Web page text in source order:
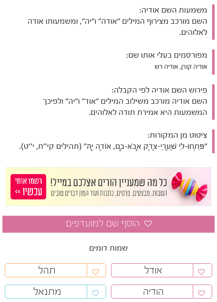
משמעות השם אודיה:
השם מורכב מצירוף המילים "אודה" ו"יה", ומשמעותו אודה
לאלוהים.
מפורסמים בעלי אותו שם:
אודיה קורן, אודיה רש
פירוש השם אודיה לפי הקבלה:
השם אודיה מורכב משילוב המילים "אוד" ו"יה" ולפיכך
המשמעות היא אמירת תודה לאלוהים.
ציטוט מן המקורות:
"פִּתְחוּ-לִי שַׁעֲרֵי-צֶדֶק אָבֹא-בָם, אוֹדֶה יָהּ" (תהילים קי''ח, י''ט).
שמות דומים
אודל
תהל
הודיה
מתנאל